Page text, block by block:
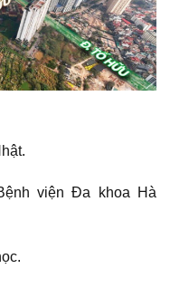
viện Đa khoa Hà